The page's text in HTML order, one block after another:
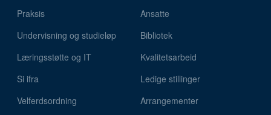
Praksis
Undervisning og studieløp
Læringsstøtte og IT
Si ifra
Velferdsordning
Ansatte
Bibliotek
Kvalitetsarbeid
Ledige stillinger
Arrangementer